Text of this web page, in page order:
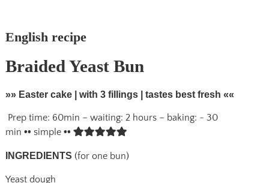
English recipe
Braided Yeast Bun
»» Easter cake | with 3 fillings | tastes best fresh ««
Prep time: 60min – waiting: 2 hours – baking: ~ 30
min •• simple ••
INGREDIENTS (for one bun)
Yeast dough